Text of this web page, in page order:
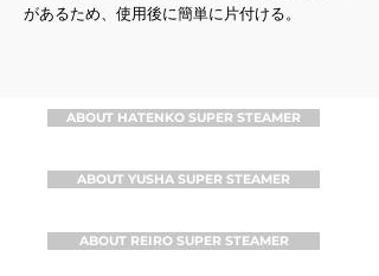
があるため、使用後に簡単に片付ける。
ABOUT HATENKO SUPER STEAMER
ABOUT YUSHA SUPER STEAMER
ABOUT REIRO SUPER STEAMER